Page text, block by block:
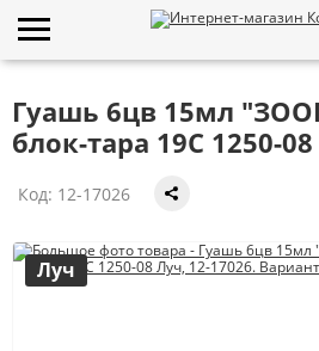
Гуашь 6цв 15мл
блок-тара 19С 1250-
Код: 12-17026
Луч